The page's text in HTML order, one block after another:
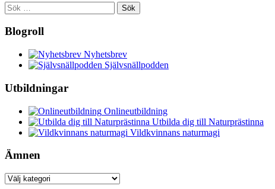
Sök
efter:
Blogroll
Nyhetsbrev
Självsnällpodden
Utbildningar
Onlineutbildning
Utbilda dig till Naturprästinna
Vildkvinnans naturmagi
Ämnen
Ämnen